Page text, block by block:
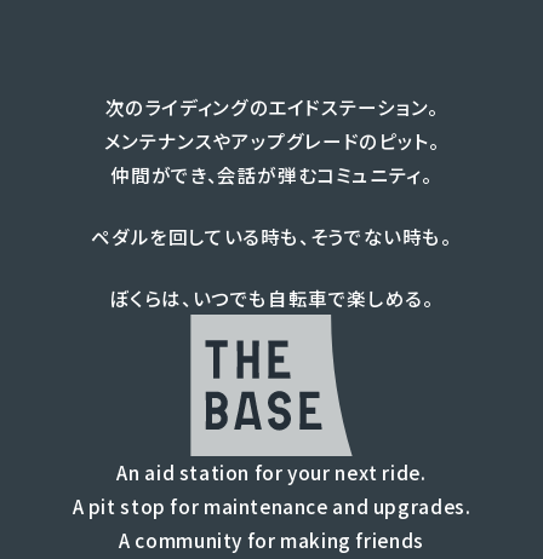
次のライディングのエイドステーション。
メンテナンスやアップグレードのピット。
仲間ができ、会話が弾むコミュニティ。
ペダルを回している時も、そうでない時も。
ぼくらは、いつでも自転車で楽しめる。
An aid station for your next ride.
A pit stop for maintenance and upgrades.
A community for making friends